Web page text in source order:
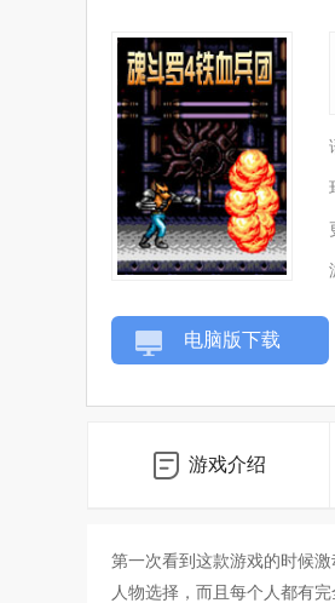
动的泪流满面，曾经寻
人都有完全不同风格的
电脑版下载
游戏介绍
第一次看到这款游戏的时候
人物选择，而且每个人都有